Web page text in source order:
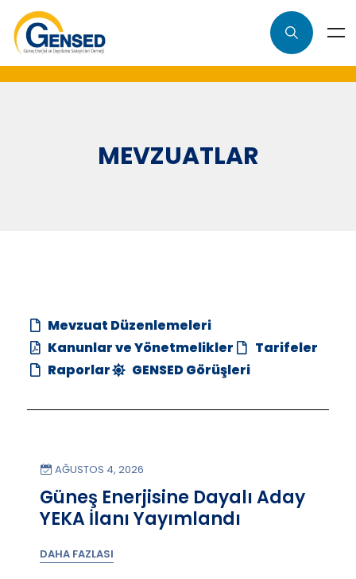
MEVZUATLAR
Mevzuat Düzenlemeleri
Kanunlar ve Yönetmelikler
Tarifeler
Raporlar
GENSED Görüşleri
AĞUSTOS 4, 2026
Güneş Enerjisine Dayalı Aday
YEKA İlanı Yayımlandı
DAHA FAZLASI